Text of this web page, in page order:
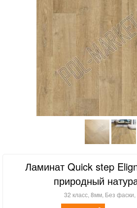
Ламинат Quick step
природный
32 класс, 8мм, Без фаски,